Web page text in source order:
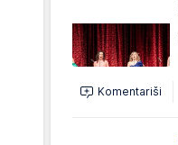
Komentariši